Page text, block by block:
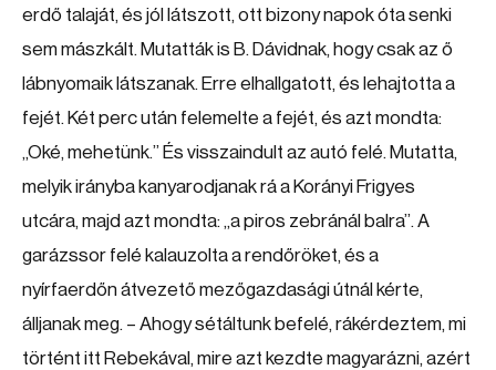
erdő talaját, és jól látszott, ott bizony napok óta senki
sem mászkált. Mutatták is B. Dávidnak, hogy csak az ő
lábnyomaik látszanak. Erre elhallgatott, és lehajtotta a
fejét. Két perc után felemelte a fejét, és azt mondta:
„Oké, mehetünk.” És visszaindult az autó felé. Mutatta,
melyik irányba kanyarodjanak rá a Korányi Frigyes
utcára, majd azt mondta: „a piros zebránál balra”. A
garázssor felé kalauzolta a rendőröket, és a
nyírfaerdőn átvezető mezőgazdasági útnál kérte,
álljanak meg. – Ahogy sétáltunk befelé, rákérdeztem, mi
történt itt Rebekával, mire azt kezdte magyarázni, azért